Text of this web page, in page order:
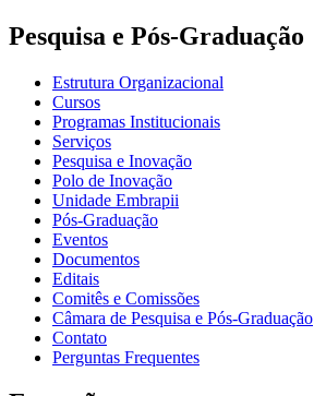
Pesquisa e Pós-Graduação
Estrutura Organizacional
Cursos
Programas Institucionais
Serviços
Pesquisa e Inovação
Polo de Inovação
Unidade Embrapii
Pós-Graduação
Eventos
Documentos
Editais
Comitês e Comissões
Câmara de Pesquisa e Pós-Graduação
Contato
Perguntas Frequentes